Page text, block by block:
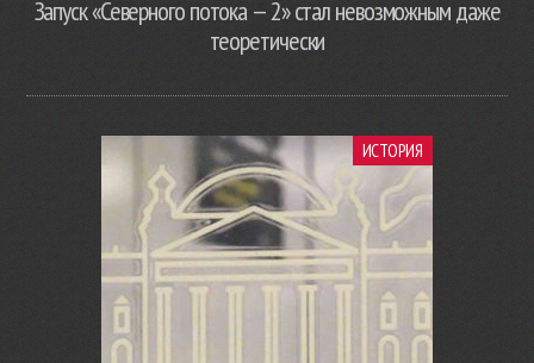
Запуск «Северного потока — 2» стал невозможным даже
теоретически
ИСТОРИЯ